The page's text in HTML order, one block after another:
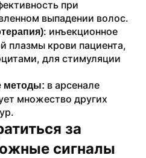
при
выпадении волос.
: инъекционное
плазмы крови пациента,
для стимуляции
методы: в арсенале
множество других
за
сигналы